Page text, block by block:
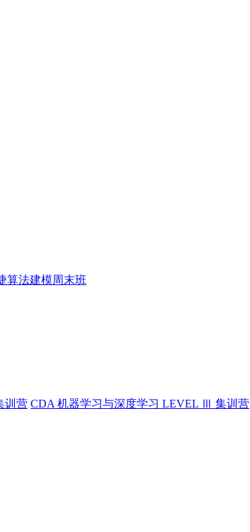
算法建模周末班
训营 CDA 机器学习与深度学习 LEVEL Ⅲ 集训营